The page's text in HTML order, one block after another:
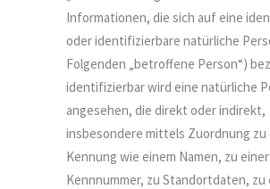
Informationen, die sich auf eine
oder identifizierbare natürliche
Folgenden „betroffene Person“)
identifizierbar wird eine natürliche
angesehen, die direkt oder indirekt,
insbesondere mittels Zuordnung zu
Kennung wie einem Namen, zu einer
Kennnummer, zu Standortdaten, zu